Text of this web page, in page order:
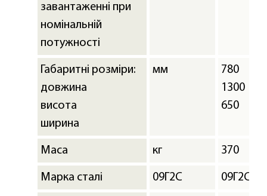
завантаженні при
номінальній
потужності
Габаритні розміри:
довжина
висота
ширина
мм
780
1300
650
Маса кг 370
Марка сталі 09Г2С 09Г2С